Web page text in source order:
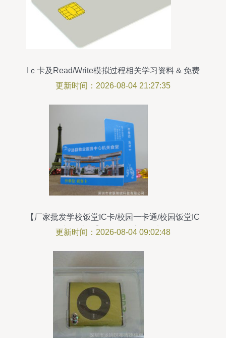
Iｃ卡及Read/Write模拟过程相关学习资料 & 免费
资源汇集
更新时间：2026-08-04 21:27:35
【厂家批发学校饭堂IC卡/校园一卡通/校园饭堂IC
卡/食堂IC】价格_厂家_图片 -
更新时间：2026-08-04 09:02:48